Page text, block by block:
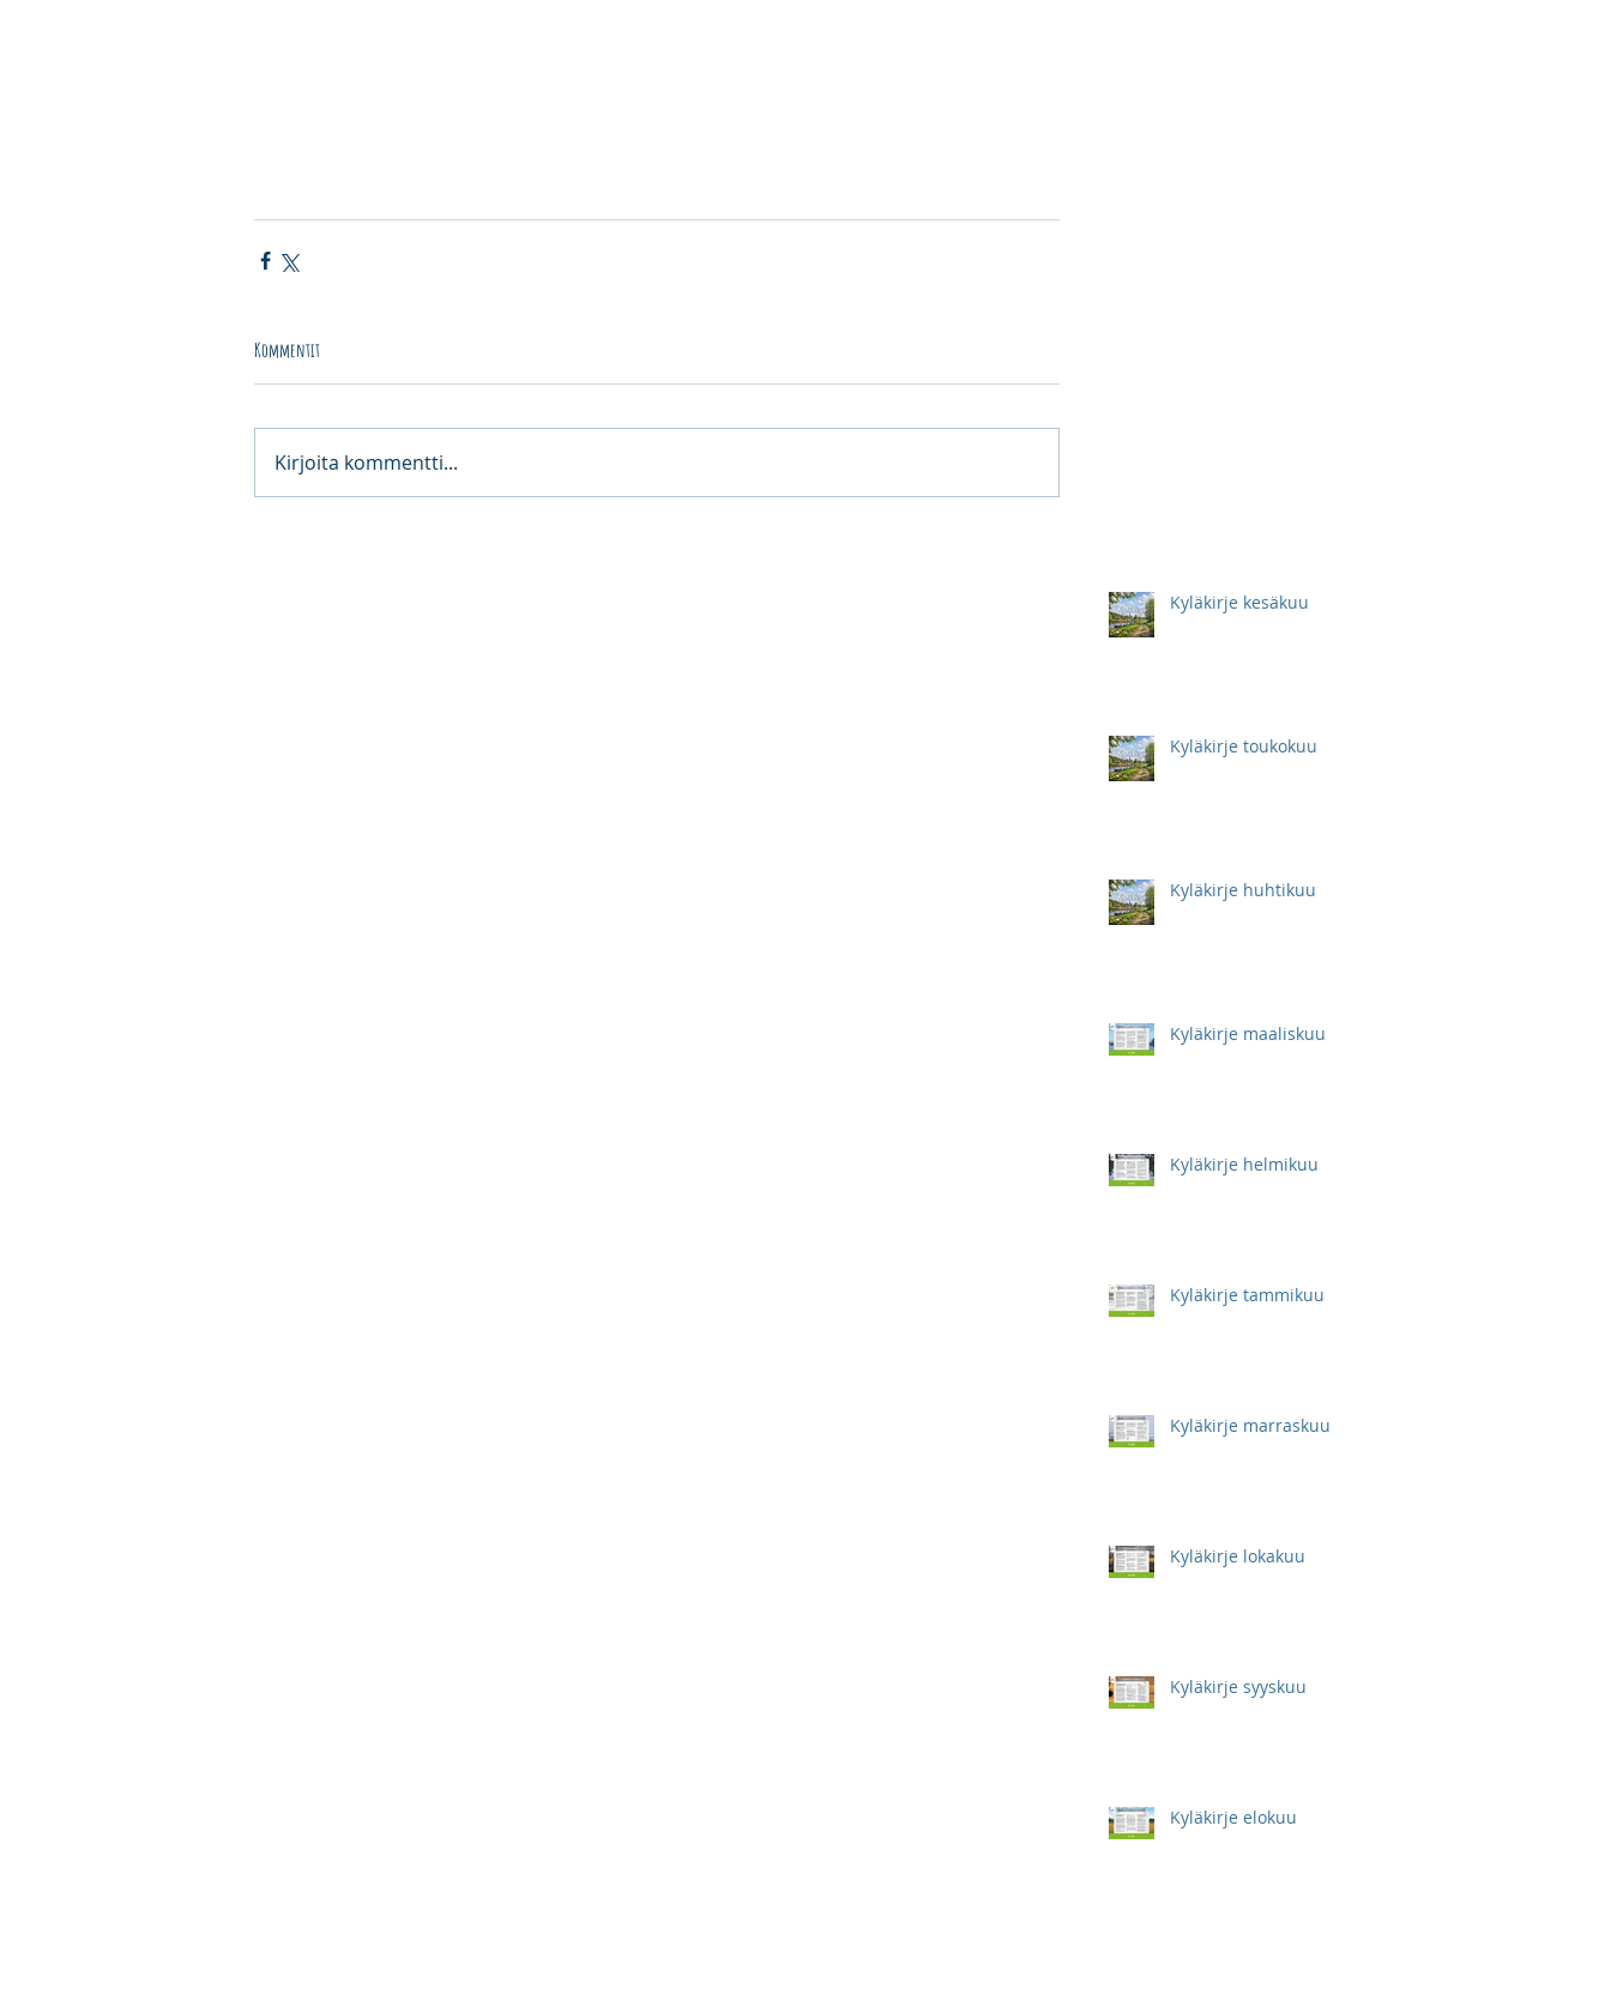
Kommentit
Kirjoita kommentti...
Kyläkirje kesäkuu
Kyläkirje toukokuu
Kyläkirje huhtikuu
Kyläkirje maaliskuu
Kyläkirje helmikuu
Kyläkirje tammikuu
Kyläkirje marraskuu
Kyläkirje lokakuu
Kyläkirje syyskuu
Kyläkirje elokuu